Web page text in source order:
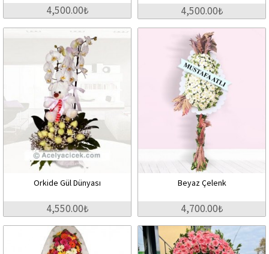
4,500.00₺ 4,500.00₺
Orkide Gül Dünyası
4,550.00₺
Beyaz Çelenk
4,700.00₺